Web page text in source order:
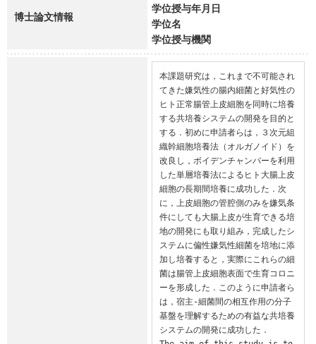
博士論文情報
学位授与年月日
学位名
学位授与機関
本課題研究は，これまで不可能され
てきた嫌気性の腸内細菌と好気性の
ヒト正常腸管上皮細胞を同時に培養
する共培養システムの開発を目的と
する．初めに申請者らは，３次元組
織幹細胞培養法（オルガノイド）を
改良し，ボイデンチャンバーを利用
した単層培養法によるヒト大腸上皮
細胞の長期間培養に成功した．次
に，上皮細胞の管腔側のみを嫌気条
件にしても大腸上皮が生育できる培
地の開発にも取り組み，完成したシ
ステムに偏性嫌気性細菌を培地に添
加し培養すると，実際にこれらの細
菌は腸管上皮細胞表面で生育コロニ
ーを形成した．このように申請者ら
は，宿主-細菌間の相互作用の分子
基盤を理解するための有益な共培養
システムの開発に成功した．